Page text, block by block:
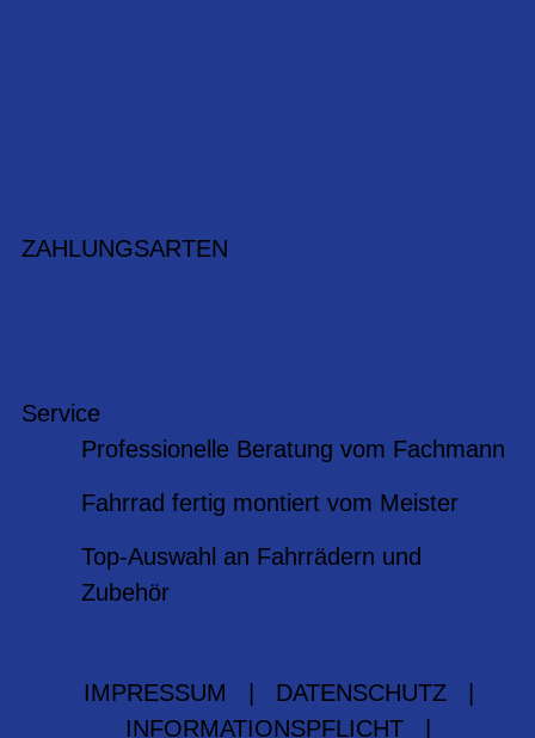
ZAHLUNGSARTEN
Service
Professionelle Beratung vom Fachmann
Fahrrad fertig montiert vom Meister
Top-Auswahl an Fahrrädern und
Zubehör
IMPRESSUM DATENSCHUTZ
INFORMATIONSPFLICHT